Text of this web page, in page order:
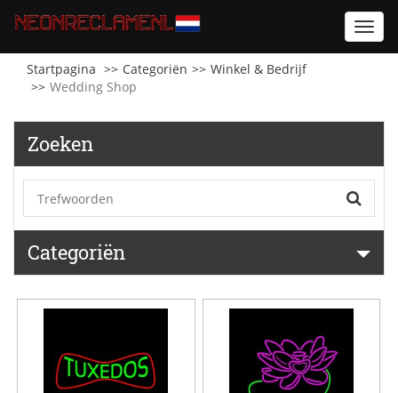
Startpagina
Categoriën
Winkel & Bedrijf
Wedding Shop
Zoeken
Categoriën